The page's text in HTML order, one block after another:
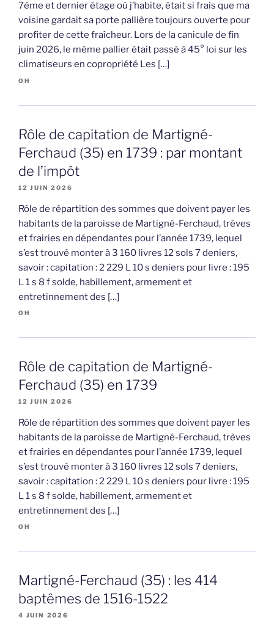
7ème et dernier étage où j’habite, était si frais que ma
voisine gardait sa porte pallière toujours ouverte pour
profiter de cette fraîcheur. Lors de la canicule de fin
juin 2026, le même pallier était passé à 45° loi sur les
climatiseurs en copropriété Les […]
OH
Rôle de capitation de Martigné-
Ferchaud (35) en 1739 : par montant
de l’impôt
12 JUIN 2026
Rôle de répartition des sommes que doivent payer les
habitants de la paroisse de Martigné-Ferchaud, trèves
et frairies en dépendantes pour l’année 1739, lequel
s’est trouvé monter à 3 160 livres 12 sols 7 deniers,
savoir : capitation : 2 229 L 10 s deniers pour livre : 195
L 1 s 8 f solde, habillement, armement et
entretinnement des […]
OH
Rôle de capitation de Martigné-
Ferchaud (35) en 1739
12 JUIN 2026
Rôle de répartition des sommes que doivent payer les
habitants de la paroisse de Martigné-Ferchaud, trèves
et frairies en dépendantes pour l’année 1739, lequel
s’est trouvé monter à 3 160 livres 12 sols 7 deniers,
savoir : capitation : 2 229 L 10 s deniers pour livre : 195
L 1 s 8 f solde, habillement, armement et
entretinnement des […]
OH
Martigné-Ferchaud (35) : les 414
baptêmes de 1516-1522
4 JUIN 2026